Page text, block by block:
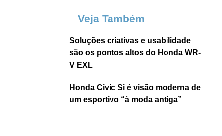
Veja Também
Soluções criativas e usabilidade
são os pontos altos do Honda WR-
V EXL
Honda Civic Si é visão moderna de
um esportivo “à moda antiga”